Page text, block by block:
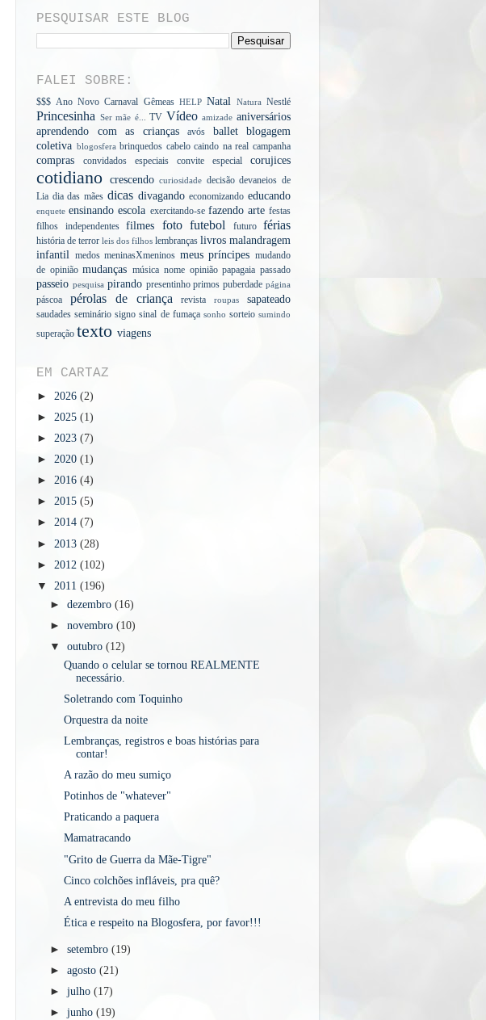
PESQUISAR ESTE BLOG
FALEI SOBRE:
$$$ Ano Novo Carnaval Gêmeas HELP Natal Natura Nestlé
Princesinha Ser mãe é... TV Vídeo amizade aniversários
aprendendo com as crianças
avós ballet
blogagem
coletiva blogosfera brinquedos cabelo caindo na real campanha
compras convidados especiais convite especial corujices
cotidiano crescendo curiosidade decisão devaneios de
Lia dia das mães dicas divagando economizando educando
enquete ensinando escola exercitando-se fazendo arte festas
filhos independentes
filmes foto futebol futuro férias
história de terror leis dos filhos lembranças livros malandragem
infantil medos meninasXmeninos meus príncipes mudando
de opinião mudanças música nome opinião papagaia passado
passeio pesquisa pirando presentinho primos puberdade página
páscoa pérolas de criança revista roupas sapateado
saudades seminário signo sinal de fumaça sonho sorteio sumindo
superação texto viagens
EM CARTAZ
► 2026 (2)
► 2025 (1)
► 2023 (7)
► 2020 (1)
► 2016 (4)
► 2015 (5)
► 2014 (7)
► 2013 (28)
► 2012 (102)
▼ 2011 (196)
►dezembro(16)
►novembro(10)
▼outubro(12)
Quando o celular se tornou REALMENTE
necessário.
Soletrando com Toquinho
Orquestra da noite
Lembranças, registros e boas histórias para
contar!
A razão do meu sumiço
Potinhos de "whatever"
Praticando a paquera
Mamatracando
"Grito de Guerra da Mãe-Tigre"
Cinco colchões infláveis, pra quê?
A entrevista do meu filho
Ética e respeito na Blogosfera, por favor!!!
►setembro(19)
►agosto(21)
►julho(17)
►junho(19)